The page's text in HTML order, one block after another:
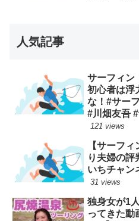
人気記事
サーフィン
初心者は浮
な！#サー
#川畑友吾
121 views
【サーフ
り夫婦の評
いちチャ
31 views
独身女が1
ってきた動